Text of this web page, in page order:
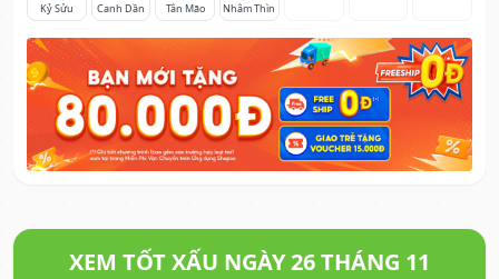
Kỷ Sửu
Canh Dần
Tân Mão
Nhâm Thìn
XEM TỐT XẤU NGÀY 26 THÁNG 11